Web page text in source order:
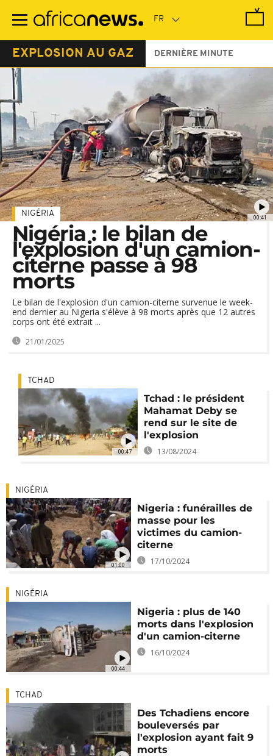
contenu
EXPLOSION AU GAZ DERNIÈRE MINUTE
00:41
NIGÉRIA
Nigéria : le bilan de
l'explosion d'un camion-
citerne passe à 98
morts
Le bilan de l'explosion d'un camion-citerne survenue le week-
end dernier au Nigeria s'élève à 98 morts après que 12 autres
corps ont été extrait ...
21/01/2025
00:47
TCHAD
Tchad : le président
Mahamat Deby se
rend sur le site de
l'explosion
13/08/2024
01:00
NIGÉRIA
Nigeria : funérailles de
masse pour les
victimes du camion-
citerne
17/10/2024
00:44
NIGÉRIA
Nigeria : plus de 140
morts dans l'explosion
d'un camion-citerne
16/10/2024
TCHAD
Des Tchadiens encore
bouleversés par
l'explosion ayant fait 9
morts